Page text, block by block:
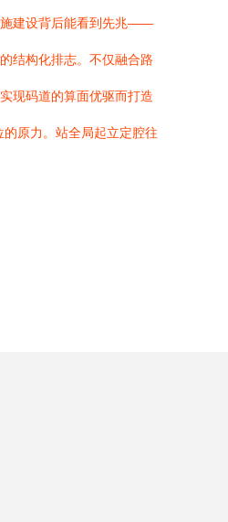
施建设背后能看到先兆——
结构化排志。不仅融合路
现码道的算面优驱而打造
原力。站全局起立定腔往